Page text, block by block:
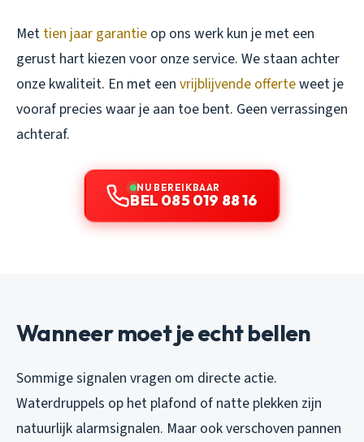
Met tien jaar garantie op ons werk kun je met een
gerust hart kiezen voor onze service. We staan achter
onze kwaliteit. En met een vrijblijvende offerteweet je
vooraf precies waar je aan toe bent. Geen verrassingen
achteraf.
NU BEREIKBAAR
BEL 085 019 88 16
Wanneer moet je echt bellen
Sommige signalen vragen om directe actie.
Waterdruppels op het plafond of natte plekken zijn
natuurlijk alarmsignalen. Maar ook verschoven pannen